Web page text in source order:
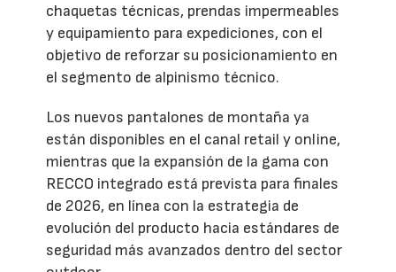
chaquetas técnicas, prendas impermeables
y equipamiento para expediciones, con el
objetivo de reforzar su posicionamiento en
el segmento de alpinismo técnico.
Los nuevos pantalones de montaña ya
están disponibles en el canal retail y online,
mientras que la expansión de la gama con
RECCO integrado está prevista para finales
de 2026, en línea con la estrategia de
evolución del producto hacia estándares de
seguridad más avanzados dentro del sector